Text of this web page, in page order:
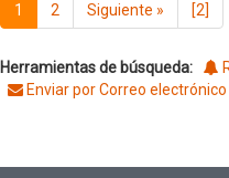
1 2 Siguiente » [2]
Herramientas de búsqueda:
Enviar por Correo